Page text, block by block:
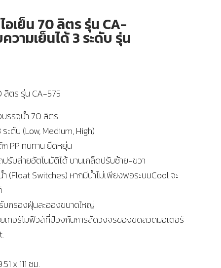
เย็น 70 ลิตร รุ่น CA-
วามเย็นได้ 3 ระดับ รุ่น
ลิตร รุ่น CA-575
รรจุน้ำ 70 ลิตร
ะดับ (Low, Medium, High)
PP ทนทาน ยืดหยุ่น
รับส่ายอัตโนมัติได้ บานเกล็ดปรับซ้าย-ขวา
(Float Switches) หากมีน้ำไม่เพียงพอระบบCool จะ
บกรองฝุ่นละอองขนาดใหญ่
เทอร์โมฟิวส์ที่ป้องกันการลัดวงจรของขดลวดมอเตอร์
x 111 ซม.